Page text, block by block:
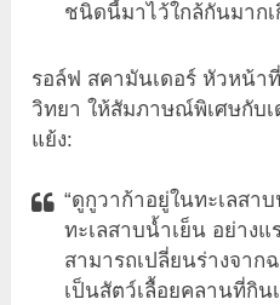
ชนิดนี้มาไว้ใกล้กันมากเ
รอล์ฟ สคามันเดอร์ หัวหน้า
วิทยา ให้สัมภาษณ์พิเศษกับ
แย้ง:
“ดูกูวาก้าอยู่ในทะเลสา
ทะเลสาบน้ำเย็น อย่างแ
สามารถเปลี่ยนร่างจาก
เป็นสัตว์เลื้อยคลานที่กิ